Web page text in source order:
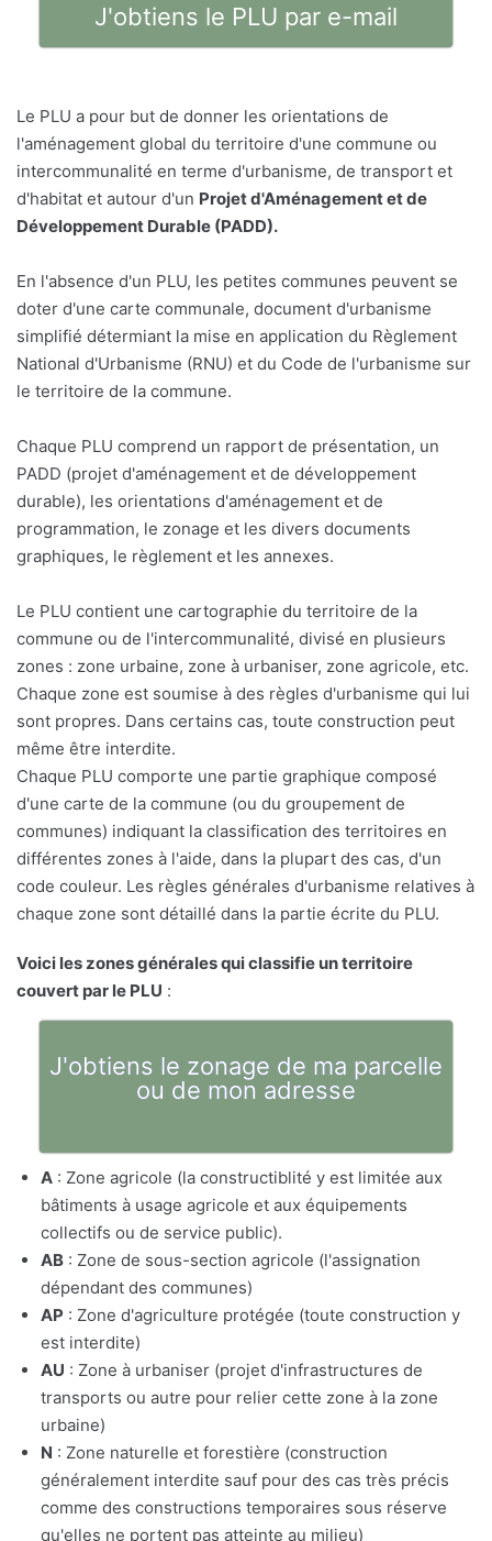
J'obtiens le PLU par e-mail
Le PLU a pour but de donner les orientations de
l'aménagement global du territoire d'une commune ou
intercommunalité en terme d'urbanisme, de transport et
d'habitat et autour d'un Projet d'Aménagement et de
Développement Durable (PADD).
En l'absence d'un PLU, les petites communes peuvent se
doter d'une carte communale, document d'urbanisme
simplifié détermiant la mise en application du Règlement
National d'Urbanisme (RNU) et du Code de l'urbanisme sur
le territoire de la commune.
Chaque PLU comprend un rapport de présentation, un
PADD (projet d'aménagement et de développement
durable), les orientations d'aménagement et de
programmation, le zonage et les divers documents
graphiques, le règlement et les annexes.
Le PLU contient une cartographie du territoire de la
commune ou de l'intercommunalité, divisé en plusieurs
zones : zone urbaine, zone à urbaniser, zone agricole, etc.
Chaque zone est soumise à des règles d'urbanisme qui lui
sont propres. Dans certains cas, toute construction peut
même être interdite.
Chaque PLU comporte une partie graphique composé
d'une carte de la commune (ou du groupement de
communes) indiquant la classification des territoires en
différentes zones à l'aide, dans la plupart des cas, d'un
code couleur. Les règles générales d'urbanisme relatives à
chaque zone sont détaillé dans la partie écrite du PLU.
Voici les zones générales qui classifie un territoire
couvert par le PLU :
J'obtiens le zonage de ma parcelle
ou de mon adresse
A : Zone agricole (la constructiblité y est limitée aux
bâtiments à usage agricole et aux équipements
collectifs ou de service public).
AB : Zone de sous-section agricole (l'assignation
dépendant des communes)
AP : Zone d'agriculture protégée (toute construction y
est interdite)
AU : Zone à urbaniser (projet d'infrastructures de
transports ou autre pour relier cette zone à la zone
urbaine)
N : Zone naturelle et forestière (construction
généralement interdite sauf pour des cas très précis
comme des constructions temporaires sous réserve
qu'elles ne portent pas atteinte au milieu)